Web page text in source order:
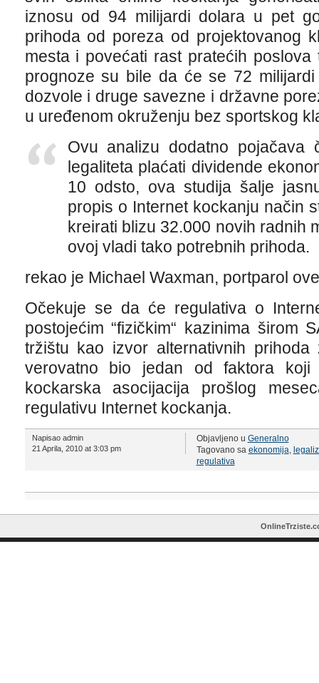
iznosu od 94 milijardi dolara u pet
prihoda od poreza od projektovanog
mesta i povećati rast pratećih
prognoze su bile da će se 72
dozvole i druge savezne i državne
u uređenom okruženju bez sportskog
Ovu analizu dodatno pojačava
legaliteta plaćati dividende
10 odsto, ova studija šalje
propis o Internet kockanju način
kreirati blizu 32.000 novih radnih
ovoj vladi tako potrebnih prihoda.
rekao je Michael Waxman, portparol
Očekuje se da će regulativa o
postojećim “fizičkim“ kazinima širom
tržištu kao izvor alternativnih
verovatno bio jedan od faktora
kockarska asocijacija prošlog
regulativu Internet kockanja.
Napisao admin
21 Aprila, 2010 at 3:03 pm
Objavljeno u Generalno
Tagovano sa ekonomija,
regulativa